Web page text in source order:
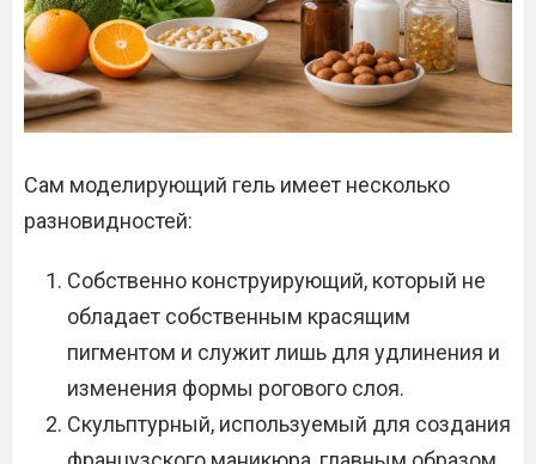
Сам моделирующий гель имеет несколько
разновидностей:
Собственно конструирующий, который не
обладает собственным красящим
пигментом и служит лишь для удлинения и
изменения формы рогового слоя.
Скульптурный, используемый для создания